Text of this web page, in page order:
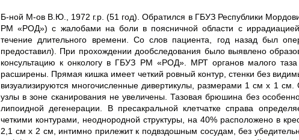
Б-ной М-ов В.Ю., 1972 г.р. (51 год). Обратился в ГБУЗ Республики
РМ «РОД») с жалобами на боли в поясничной области с
течение длительного времени. Со слов пациента, год назад был
предоставил). При прохождении дообследования было выявлено
консультацию к онкологу в ГБУЗ РМ «РОД». МРТ органов малого
расширены. Прямая кишка имеет четкий ровный контур, стенки без
визуализируются многочисленные дивертикулы, размерами 1 см х 1
узлы в зоне сканирования не увеличены. Тазовая брюшина без
липоидной дегенерации. В пресакральной клетчатке справа
четкими контурами, неоднородной структуры, на 40% расположено в
2,1 см х 2 см, интимно прилежит к подвздошным сосудам, без